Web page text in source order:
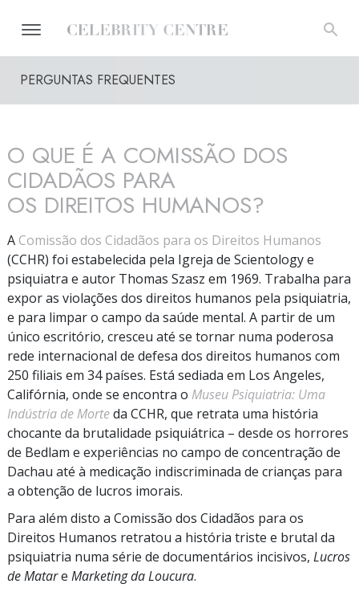
PERGUNTAS FREQUENTES
O QUE É A COMISSÃO DOS
CIDADÃOS PARA
OS DIREITOS HUMANOS?
A Comissão dos Cidadãos para os Direitos Humanos
(CCHR) foi estabelecida pela Igreja de Scientology e
psiquiatra e autor Thomas Szasz em 1969. Trabalha para
expor as violações dos direitos humanos pela psiquiatria,
e para limpar o campo da saúde mental. A partir de um
único escritório, cresceu até se tornar numa poderosa
rede internacional de defesa dos direitos humanos com
250 filiais em 34 países. Está sediada em Los Angeles,
Califórnia, onde se encontra o Museu Psiquiatria: Uma
Indústria de Morteda CCHR, que retrata uma história
chocante da brutalidade psiquiátrica – desde os horrores
de Bedlam e experiências no campo de concentração de
Dachau até à medicação indiscriminada de crianças para
a obtenção de lucros imorais.
Para além disto a Comissão dos Cidadãos para os
Direitos Humanos retratou a história triste e brutal da
psiquiatria numa série de documentários incisivos, Lucros
de Matare Marketing da Loucura.